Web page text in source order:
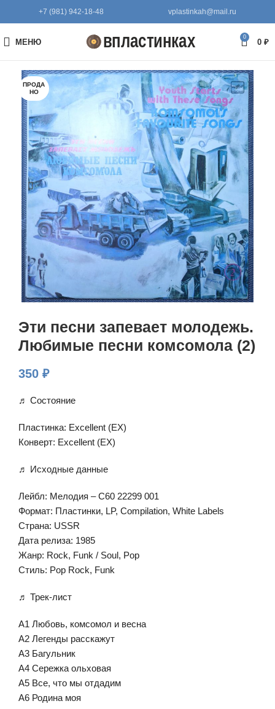
+7 (981) 942-18-48 vplastinkah@mail.ru
МЕНЮ
0
0 ₽
ПРОДА
НО
Эти песни запевает молодежь.
Любимые песни комсомола (2)
350 ₽
♬ Состояние
Пластинка: Excellent (EX)
Конверт: Excellent (EX)
♬ Исходные данные
Лейбл: Мелодия – С60 22299 001
Формат: Пластинки, LP, Compilation, White Labels
Страна: USSR
Дата релиза: 1985
Жанр: Rock, Funk / Soul, Pop
Стиль: Pop Rock, Funk
♬ Трек-лист
A1 Любовь, комсомол и весна
A2 Легенды расскажут
A3 Багульник
A4 Сережка ольховая
A5 Все, что мы отдадим
A6 Родина моя